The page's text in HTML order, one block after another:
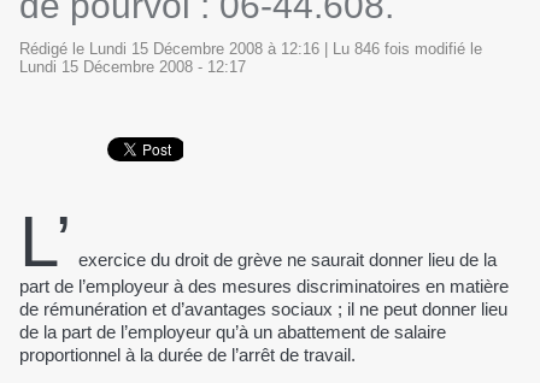
Rédigé le Lundi 15 Décembre 2008 à 12:16 | Lu 846 fois modifié le
Lundi 15 Décembre 2008 - 12:17
L’ exercice du droit de grève ne saurait donner lieu de la
part de l’employeur à des mesures discriminatoires en matière
de rémunération et d’avantages sociaux ; il ne peut donner lieu
de la part de l’employeur qu’à un abattement de salaire
proportionnel à la durée de l’arrêt de travail.